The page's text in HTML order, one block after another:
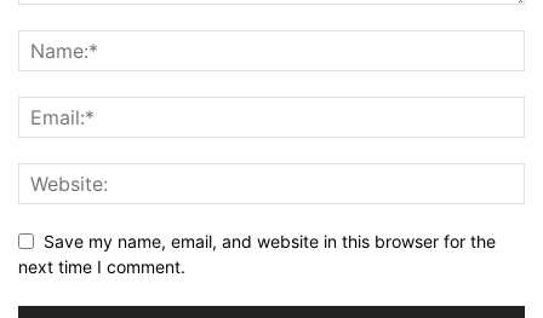
Save my name, email, and website in this browser for the
next time I comment.